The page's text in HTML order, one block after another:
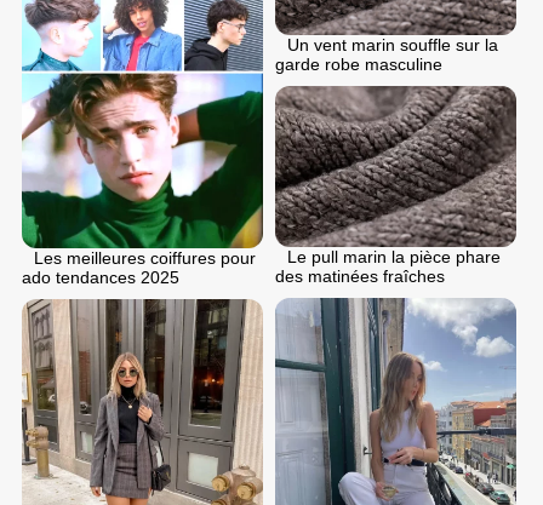
Un vent marin souffle sur la
garde robe masculine
Les meilleures coiffures pour
ado tendances 2025
Le pull marin la pièce phare
des matinées fraîches